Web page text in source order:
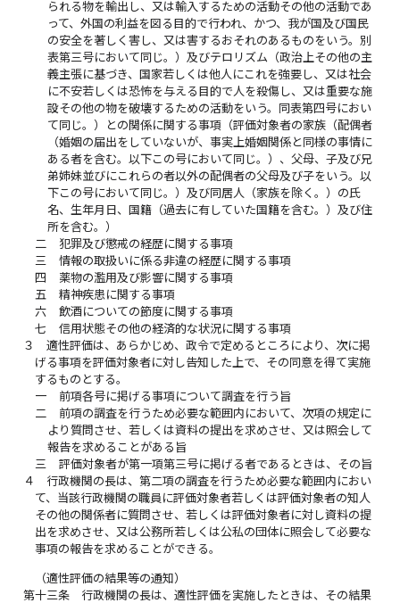
られる物を輸出し、又は輸入するための活動その他の活動であ
って、外国の利益を図る目的で行われ、かつ、我が国及び国民
の安全を著しく害し、又は害するおそれのあるものをいう。別
表第三号において同じ。）及びテロリズム（政治上その他の主
義主張に基づき、国家若しくは他人にこれを強要し、又は社会
に不安若しくは恐怖を与える目的で人を殺傷し、又は重要な施
設その他の物を破壊するための活動をいう。同表第四号におい
て同じ。）との関係に関する事項（評価対象者の家族（配偶者
（婚姻の届出をしていないが、事実上婚姻関係と同様の事情に
ある者を含む。以下この号において同じ。）、父母、子及び兄
弟姉妹並びにこれらの者以外の配偶者の父母及び子をいう。以
下この号において同じ。）及び同居人（家族を除く。）の氏
名、生年月日、国籍（過去に有していた国籍を含む。）及び住
所を含む。）
二
犯罪及び懲戒の経歴に関する事項
三
情報の取扱いに係る非違の経歴に関する事項
四
薬物の濫用及び影響に関する事項
五
精神疾患に関する事項
六
飲酒についての節度に関する事項
七
信用状態その他の経済的な状況に関する事項
３
適性評価は、あらかじめ、政令で定めるところにより、次に掲
げる事項を評価対象者に対し告知した上で、その同意を得て実施
するものとする。
一
前項各号に掲げる事項について調査を行う旨
二
前項の調査を行うため必要な範囲内において、次項の規定に
より質問させ、若しくは資料の提出を求めさせ、又は照会して
報告を求めることがある旨
三
評価対象者が第一項第三号に掲げる者であるときは、その旨
４
行政機関の長は、第二項の調査を行うため必要な範囲内におい
て、当該行政機関の職員に評価対象者若しくは評価対象者の知人
その他の関係者に質問させ、若しくは評価対象者に対し資料の提
出を求めさせ、又は公務所若しくは公私の団体に照会して必要な
事項の報告を求めることができる。
（適性評価の結果等の通知）
第十三条
行政機関の長は、適性評価を実施したときは、その結果